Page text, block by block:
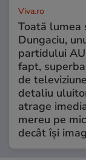
Viva.ro
Toată lumea
Dungaciu,
partidului
fapt,
de
detaliu
atrage
mereu pe
decât își